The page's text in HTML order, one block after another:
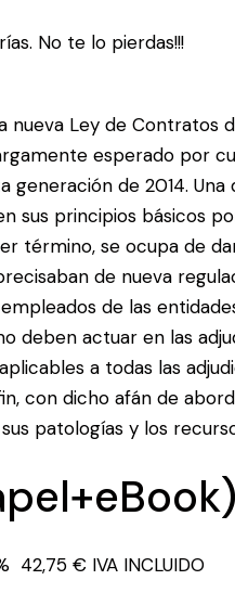
No te lo pierdas!!!
nueva Ley de
esperado por
generación de 2014.
sus principios básicos
término, se ocupa de
de nueva
de las
deben actuar en las
a todas las
con dicho afán de
patologías y los
42,75 € IVA INCLUIDO